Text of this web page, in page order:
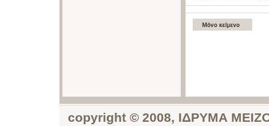
copyright © 2008, ΙΔΡΥΜΑ